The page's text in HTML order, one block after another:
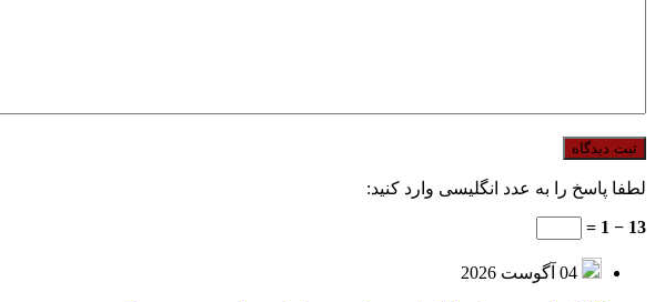
لطفا پاسخ را به عدد انگلیسی وارد کنید:
13 − 1 =
04 آگوست 2026